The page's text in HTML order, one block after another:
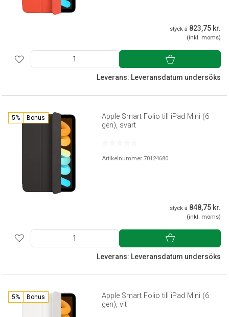
styck á 823,75 kr.
(inkl. moms)
Leverans: Leveransdatum undersöks
5% Bonus
Apple Smart Folio till iPad Mini (6
gen), svart
Artikelnummer 70124680
styck á 848,75 kr.
(inkl. moms)
Leverans: Leveransdatum undersöks
5% Bonus
Apple Smart Folio till iPad Mini (6
gen), vit